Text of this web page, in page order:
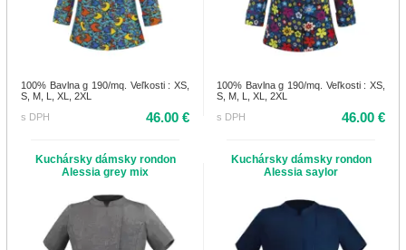
100% Bavlna g 190/mq. Veľkosti : XS,
S, M, L, XL, 2XL
s DPH
46.00 €
100% Bavlna g 190/mq. Veľkosti : XS,
S, M, L, XL, 2XL
s DPH
46.00 €
Kuchársky dámsky rondon
Alessia grey mix
Kuchársky dámsky rondon
Alessia saylor